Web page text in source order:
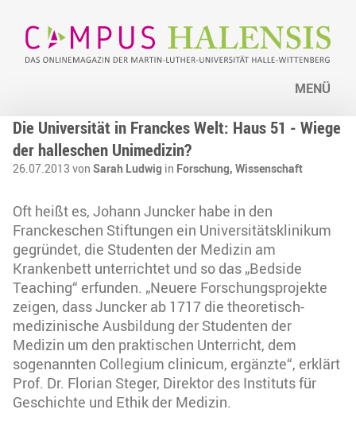
MENÜ
Die Universität in Franckes Welt: Haus 51 - Wiege
der halleschen Unimedizin?
26.07.2013 von Sarah Ludwig in Forschung, Wissenschaft
Oft heißt es, Johann Juncker habe in den
Franckeschen Stiftungen ein Universitätsklinikum
gegründet, die Studenten der Medizin am
Krankenbett unterrichtet und so das „Bedside
Teaching“ erfunden. „Neuere Forschungsprojekte
zeigen, dass Juncker ab 1717 die theoretisch-
medizinische Ausbildung der Studenten der
Medizin um den praktischen Unterricht, dem
sogenannten Collegium clinicum, ergänzte“, erklärt
Prof. Dr. Florian Steger, Direktor des Instituts für
Geschichte und Ethik der Medizin.